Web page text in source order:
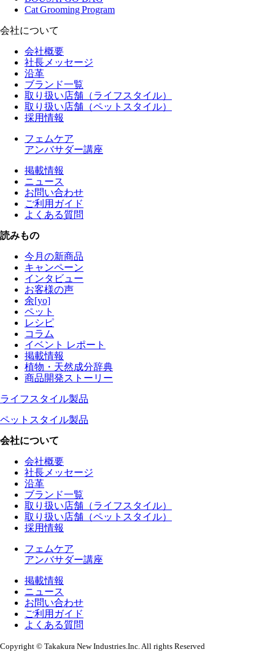
Cat Grooming Program
会社について
会社概要
社長メッセージ
沿革
ブランド一覧
取り扱い店舗（ライフスタイル）
取り扱い店舗（ペットスタイル）
採用情報
フェムケア
アンバサダー講座
掲載情報
ニュース
お問い合わせ
ご利用ガイド
よくある質問
読みもの
今月の新商品
キャンペーン
インタビュー
お客様の声
余[yo]
ペット
レシピ
コラム
イベント レポート
掲載情報
植物・天然成分辞典
商品開発ストーリー
ライフスタイル製品
ペットスタイル製品
会社について
会社概要
社長メッセージ
沿革
ブランド一覧
取り扱い店舗（ライフスタイル）
取り扱い店舗（ペットスタイル）
採用情報
フェムケア
アンバサダー講座
掲載情報
ニュース
お問い合わせ
ご利用ガイド
よくある質問
Copyright © Takakura New Industries.Inc. All rights Reserved